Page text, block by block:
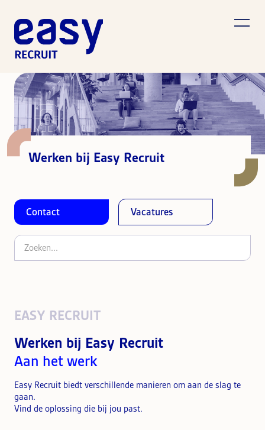
Werken bij Easy Recruit
Contact Vacatures
EASY RECRUIT
Werken bij Easy Recruit
Aan het werk
Easy Recruit biedt verschillende manieren om aan de slag te
gaan.
Vind de oplossing die bij jou past.